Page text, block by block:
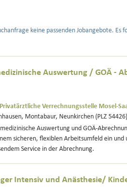
keine passenden Jobangebote.
Auswertung / GOÄ -
Privatärztliche Verrechnungsstelle Mosel-
Montabaur, Neunkirchen (PLZ
Auswertung und GOÄ-
sicheren, flexiblen Arbeitsumfeld ein und
Service in der Abrechnung.
Intensiv und Anästhesie/